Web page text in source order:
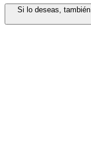
Si lo deseas,